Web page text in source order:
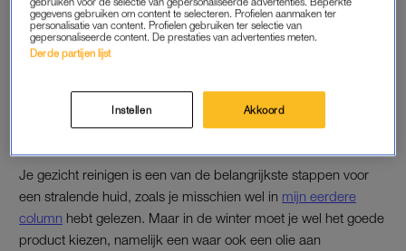
Ook raad ik je aan om bad- en doucheproducten te gebruiken
met een of meerdere oliën erin. En smeer je na elke wasbeurt
in met een goede crème. Zo kun je de impact van je
TIP 4: ALLEEN ZO REINIG JE JE GEZICHT
Je gezicht reinigen is een van de belangrijkste stappen voor
een stralende huid, zoals je misschien wel in mijn eerdere
column hebt gelezen. Maar in de winter moet je wel het goede
product kiezen, namelijk een waar ook een olie aan
gegevens gebruiken om content te selecteren. Profielen aanmaken ter
personalisatie van content. Profielen gebruiken ter selectie van
gepersonaliseerde content. De prestaties van advertenties meten.
Derde partijen lijst
Instellen Akkoord